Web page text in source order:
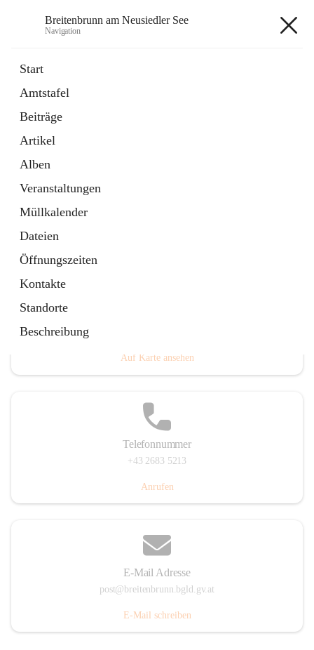
Breitenbrunn am Neusiedler See
Navigation
Start
Amtstafel
Beiträge
Artikel
Alben
Veranstaltungen
Müllkalender
Dateien
Öffnungszeiten
Kontakte
Standorte
Beschreibung
18 Schnellzugriffe
Gemeindeservice
Auf Karte ansehen
Telefonnummer
+43 2683 5213
Anrufen
E-Mail Adresse
post@breitenbrunn.bgld.gv.at
E-Mail schreiben